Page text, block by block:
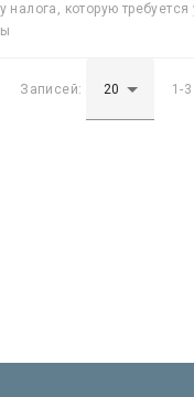
которую требуется
Записей: 1-